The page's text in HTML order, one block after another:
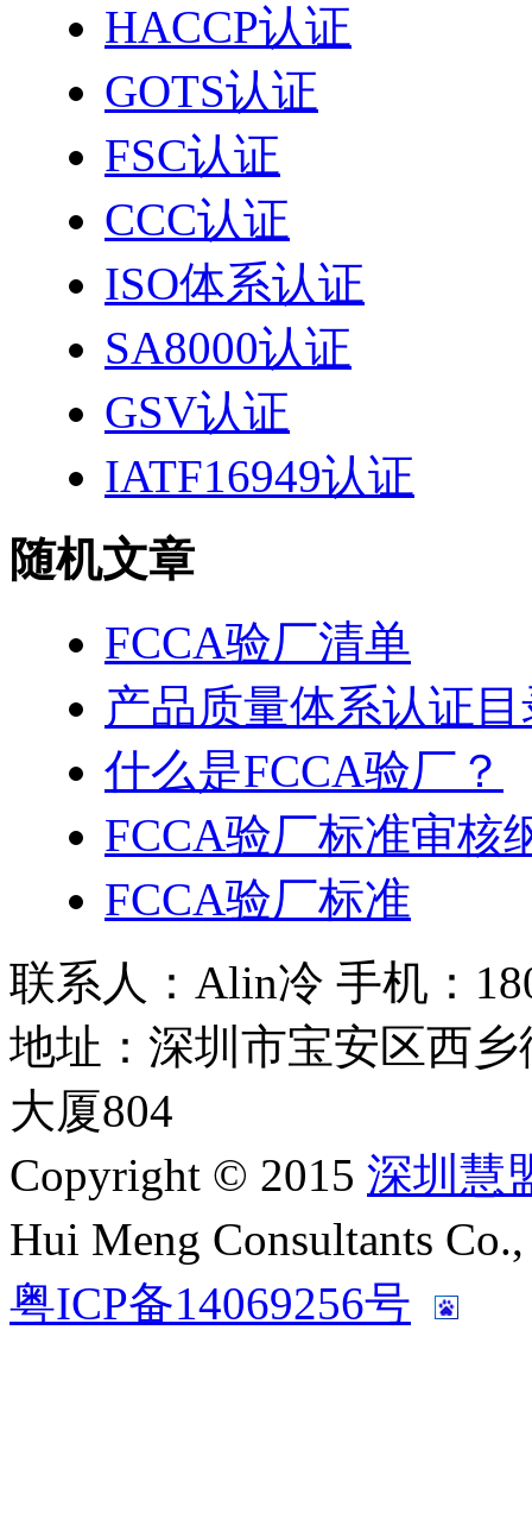
HACCP认证
GOTS认证
FSC认证
CCC认证
ISO体系认证
SA8000认证
GSV认证
IATF16949认证
随机文章
FCCA验厂清单
产品质量体系认证目
什么是FCCA验厂？
FCCA验厂标准审核
FCCA验厂标准
联系人：Alin冷 手机：
地址：深圳市宝安区西
大厦804
Copyright © 2015 深圳慧
Hui Meng Consultants
粤ICP备14069256号